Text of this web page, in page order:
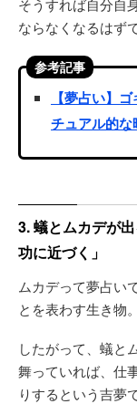
そうすれば自分自
ならなくなるはずで
参考記事
【夢占い】
チュアル的な
3. 蟻とムカデが
功に近づく」
ムカデって夢占い
とを表わす生き物。
したがって、蟻と
舞っていれば、仕
りするという吉夢で